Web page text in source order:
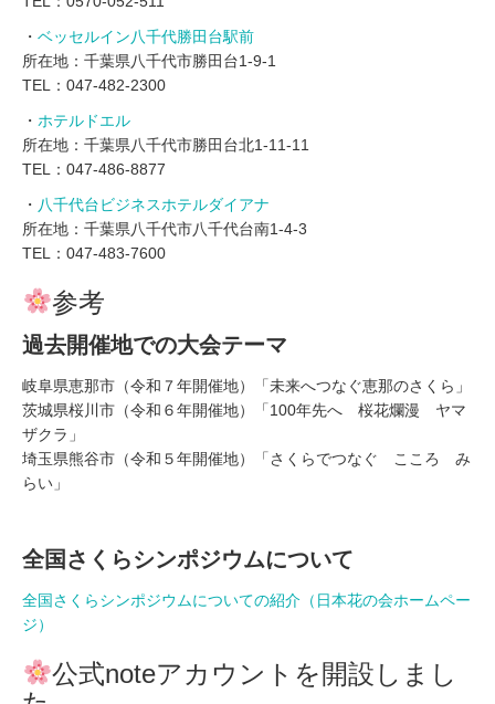
・ ベッセルイン八千代勝田台駅前
所在地：千葉県八千代市勝田台1-9-1
TEL：047-482-2300
・ ホテルドエル
所在地：千葉県八千代市勝田台北1-11-11
TEL：047-486-8877
・ 八千代台ビジネスホテルダイアナ
所在地：千葉県八千代市八千代台南1-4-3
TEL：047-483-7600
参考
過去開催地での大会テーマ
岐阜県恵那市（令和７年開催地）「未来へつなぐ恵那のさくら」
茨城県桜川市（令和６年開催地）「100年先へ 桜花爛漫 ヤマ
ザクラ」
埼玉県熊谷市（令和５年開催地）「さくらでつなぐ こころ み
らい」
全国さくらシンポジウムについて
全国さくらシンポジウムについての紹介（日本花の会ホームペー
ジ）
公式noteアカウントを開設しまし